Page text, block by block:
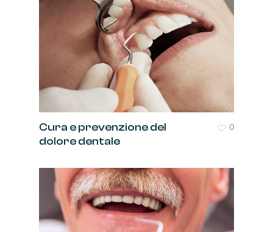
Cura e prevenzione del
dolore dentale
0